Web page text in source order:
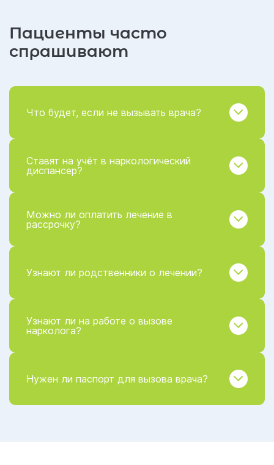
Пациенты часто
спрашивают
Что будет, если не вызывать врача?
Ставят на учёт в наркологический
диспансер?
Можно ли оплатить лечение в
рассрочку?
Узнают ли родственники о лечении?
Узнают ли на работе о вызове
нарколога?
Нужен ли паспорт для вызова врача?